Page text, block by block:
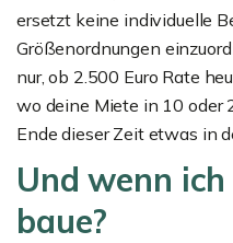
ersetzt keine individuelle
Größenordnungen
nur, ob 2.500 Euro Rate
wo deine Miete in 10 oder
Ende dieser Zeit etwas in
Und wenn
baue?